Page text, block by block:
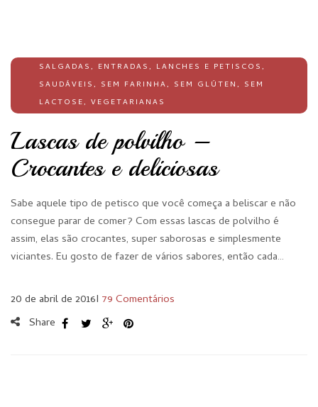
SALGADAS, ENTRADAS, LANCHES E PETISCOS,
SAUDÁVEIS, SEM FARINHA, SEM GLÚTEN, SEM
LACTOSE, VEGETARIANAS
Lascas de polvilho –
Crocantes e deliciosas
Sabe aquele tipo de petisco que você começa a beliscar e não
consegue parar de comer? Com essas lascas de polvilho é
assim, elas são crocantes, super saborosas e simplesmente
viciantes. Eu gosto de fazer de vários sabores, então cada…
20 de abril de 2016I 79 Comentários
Share